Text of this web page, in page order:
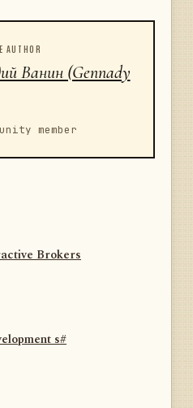
AUTHOR
Ванин (Gennady
member
Brokers
s#